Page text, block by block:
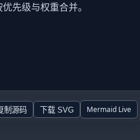
先级与权重合并。
制源码 下载 SVG Mermaid Live